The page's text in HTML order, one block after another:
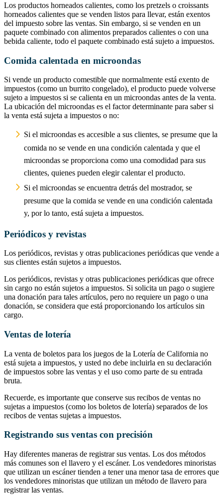
Los productos horneados calientes, como los pretzels o croissants
horneados calientes que se venden listos para llevar, están exentos
del impuesto sobre las ventas. Sin embargo, si se venden en un
paquete combinado con alimentos preparados calientes o con una
bebida caliente, todo el paquete combinado está sujeto a impuestos.
Comida calentada en microondas
Si vende un producto comestible que normalmente está exento de
impuestos (como un burrito congelado), el producto puede volverse
sujeto a impuestos si se calienta en un microondas antes de la venta.
La ubicación del microondas es el factor determinante para saber si
la venta está sujeta a impuestos o no:
Si el microondas es accesible a sus clientes, se presume que la
comida no se vende en una condición calentada y que el
microondas se proporciona como una comodidad para sus
clientes, quienes pueden elegir calentar el producto.
Si el microondas se encuentra detrás del mostrador, se
presume que la comida se vende en una condición calentada
y, por lo tanto, está sujeta a impuestos.
Periódicos y revistas
Los periódicos, revistas y otras publicaciones periódicas que vende a
sus clientes están sujetos a impuestos.
Los periódicos, revistas y otras publicaciones periódicas que ofrece
sin cargo no están sujetos a impuestos. Si solicita un pago o sugiere
una donación para tales artículos, pero no requiere un pago o una
donación, se considera que está proporcionando los artículos sin
cargo.
Ventas de lotería
La venta de boletos para los juegos de la Lotería de California no
está sujeta a impuestos, y usted no debe incluirla en su declaración
de impuestos sobre las ventas y el uso como parte de su entrada
bruta.
Recuerde, es importante que conserve sus recibos de ventas no
sujetas a impuestos (como los boletos de lotería) separados de los
recibos de ventas sujetas a impuestos.
Registrando sus ventas con precisión
Hay diferentes maneras de registrar sus ventas. Los dos métodos
más comunes son el llavero y el escáner. Los vendedores minoristas
que utilizan un escáner tienden a tener una menor tasa de errores que
los vendedores minoristas que utilizan un método de llavero para
registrar las ventas.